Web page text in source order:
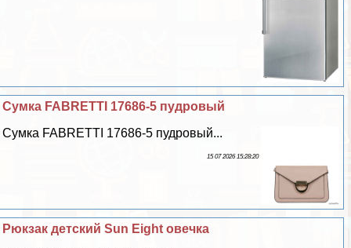
Сумка FABRETTI 17686-5 пудровый
Сумка FABRETTI 17686-5 пудровый...
15 07 2026 15:28:20
Рюкзак детский Sun Eight овечка